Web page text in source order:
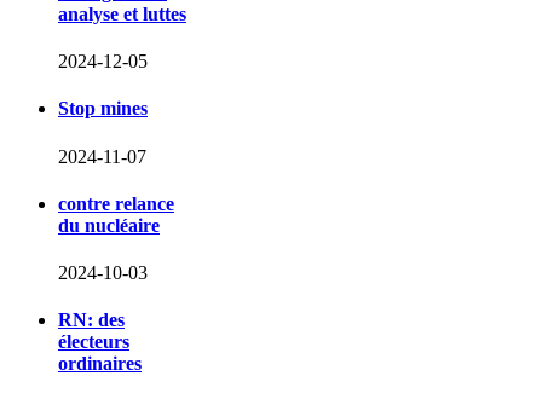
analyse et luttes
2024-12-05
Stop mines
2024-11-07
contre relance
du nucléaire
2024-10-03
RN: des
électeurs
ordinaires